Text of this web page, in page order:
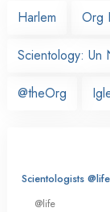
Harlem
Org
Scientology: Un
@theOrg
Scientologists @life
@life